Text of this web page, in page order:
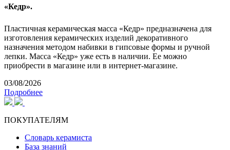
«Кедр».
Пластичная керамическая масса «Кедр» предназначена для
изготовления керамических изделий декоративного
назначения методом набивки в гипсовые формы и ручной
лепки. Масса «Кедр» уже есть в наличии. Ее можно
приобрести в магазине или в интернет-магазине.
03/08/2026
Подробнее
ПОКУПАТЕЛЯМ
Словарь керамиста
База знаний